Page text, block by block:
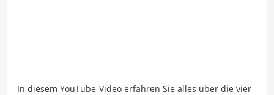
In diesem YouTube-Video erfahren Sie alles über die vier